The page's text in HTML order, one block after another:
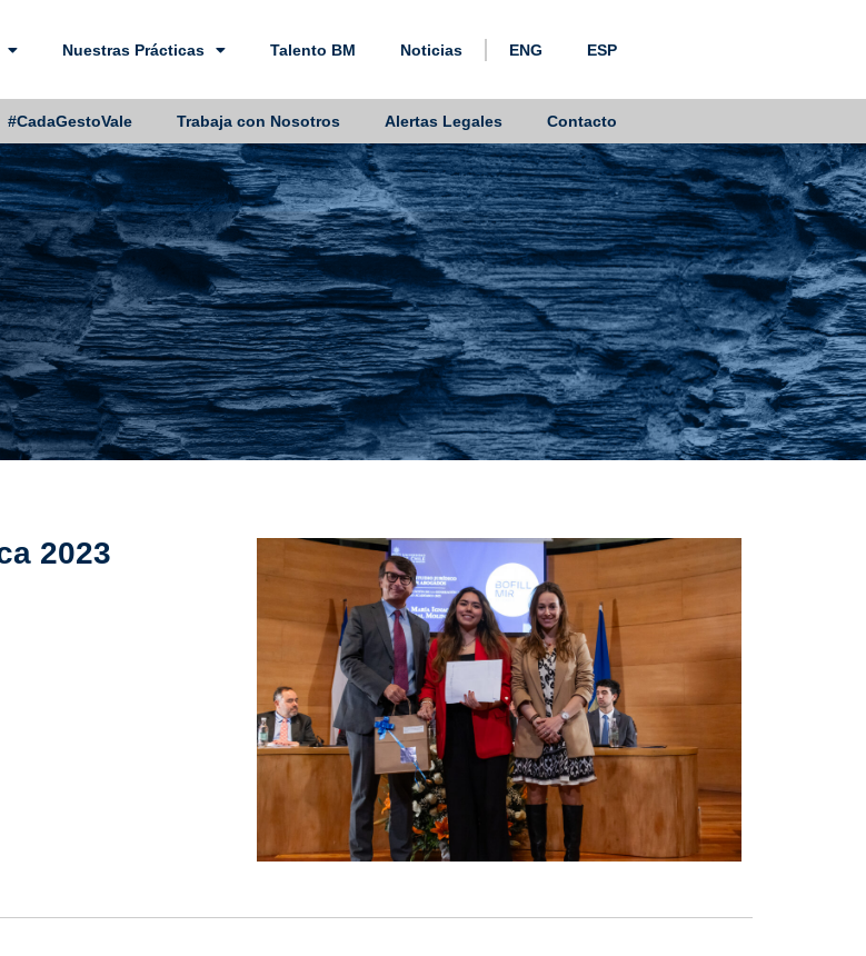
Nuestras Prácticas Talento BM Noticias ENG ESP
#CadaGestoVale Trabaja con Nosotros Alertas Legales Contacto
2023